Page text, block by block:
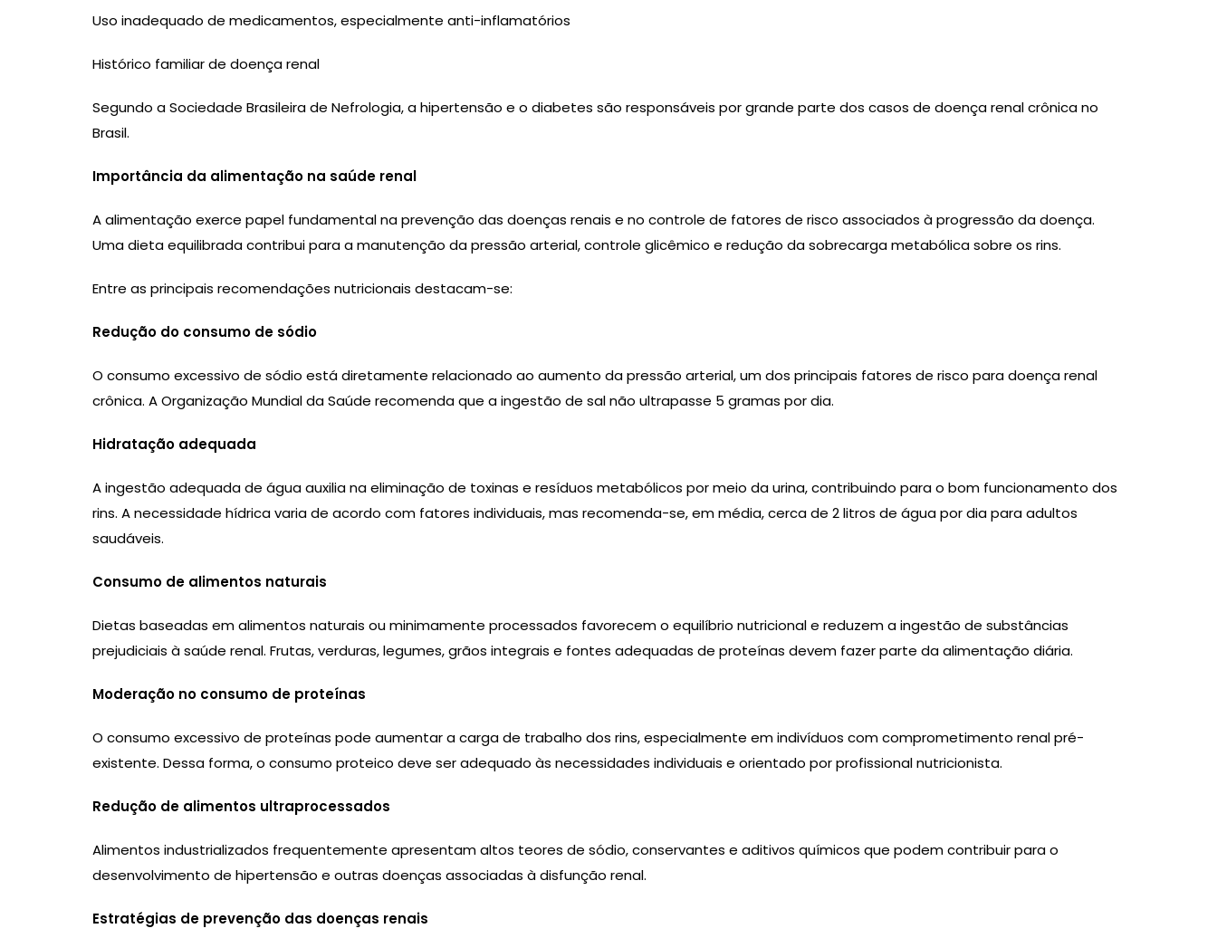
Uso inadequado de medicamentos, especialmente anti-inflamatórios
Histórico familiar de doença renal
Segundo a Sociedade Brasileira de Nefrologia, a hipertensão e o diabetes são responsáveis por grande parte dos casos de doença renal crônica no
Brasil.
Importância da alimentação na saúde renal
A alimentação exerce papel fundamental na prevenção das doenças renais e no controle de fatores de risco associados à progressão da doença.
Uma dieta equilibrada contribui para a manutenção da pressão arterial, controle glicêmico e redução da sobrecarga metabólica sobre os rins.
Entre as principais recomendações nutricionais destacam-se:
Redução do consumo de sódio
O consumo excessivo de sódio está diretamente relacionado ao aumento da pressão arterial, um dos principais fatores de risco para doença renal
crônica. A Organização Mundial da Saúde recomenda que a ingestão de sal não ultrapasse 5 gramas por dia.
Hidratação adequada
A ingestão adequada de água auxilia na eliminação de toxinas e resíduos metabólicos por meio da urina, contribuindo para o bom funcionamento dos
rins. A necessidade hídrica varia de acordo com fatores individuais, mas recomenda-se, em média, cerca de 2 litros de água por dia para adultos
saudáveis.
Consumo de alimentos naturais
Dietas baseadas em alimentos naturais ou minimamente processados favorecem o equilíbrio nutricional e reduzem a ingestão de substâncias
prejudiciais à saúde renal. Frutas, verduras, legumes, grãos integrais e fontes adequadas de proteínas devem fazer parte da alimentação diária.
Moderação no consumo de proteínas
O consumo excessivo de proteínas pode aumentar a carga de trabalho dos rins, especialmente em indivíduos com comprometimento renal pré-
existente. Dessa forma, o consumo proteico deve ser adequado às necessidades individuais e orientado por profissional nutricionista.
Redução de alimentos ultraprocessados
Alimentos industrializados frequentemente apresentam altos teores de sódio, conservantes e aditivos químicos que podem contribuir para o
desenvolvimento de hipertensão e outras doenças associadas à disfunção renal.
Estratégias de prevenção das doenças renais